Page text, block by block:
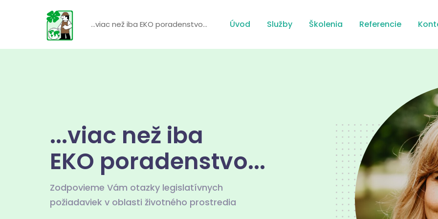
...viac než iba EKO poradenstvo... Úvod Služby Školenia Referencie
...viac než iba
EKO poradenstvo...
Zodpovieme Vám otazky legislatívnych
požiadaviek v oblasti životného prostredia